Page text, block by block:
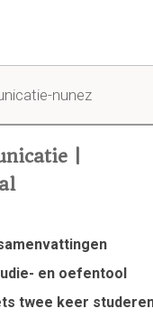
nunez
|
en oefentool
twee keer